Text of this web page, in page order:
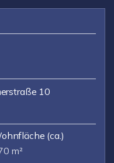
10
(ca.)
m²